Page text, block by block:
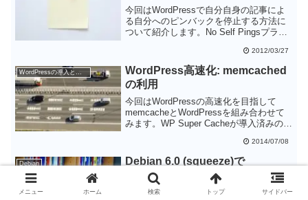
今回はWordPressで自分自身の記事によ
る自分へのピンバックを停止する方法に
ついて紹介します。No Self Pingsプラグ
2012/03/27
WordPressの導入と設定
WordPress高速化: memcached
の利用
今回はWordPressの高速化を目指して
memcacheとWordPressを組み合わせて
みます。WP Super Cacheが導入済みの場
とはありませんが、管理画面では明らか
に反応がよくなります。メモリの余裕が
ある方はぜひmemcachedを利用してみて
ください。
2014/07/08
Debian
Debian 6.0 (squeeze)で
WordPress3.3を使う その2: バッ
クアップ編
メニュー ホーム 検索 トップ サイドバー